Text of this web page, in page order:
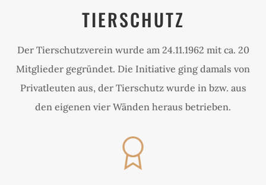
TIERSCHUTZ
Der Tierschutzverein wurde am 24.11.1962 mit ca. 20
Mitglieder gegründet. Die Initiative ging damals von
Privatleuten aus, der Tierschutz wurde in bzw. aus
den eigenen vier Wänden heraus betrieben.